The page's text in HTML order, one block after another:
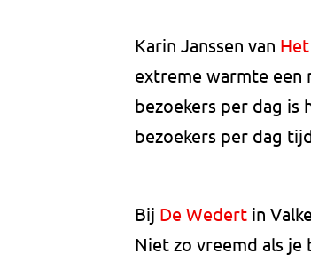
Karin Janssen van
extreme warmte een
bezoekers per dag is
bezoekers per dag
Bij De Wedert in
Niet zo vreemd als je